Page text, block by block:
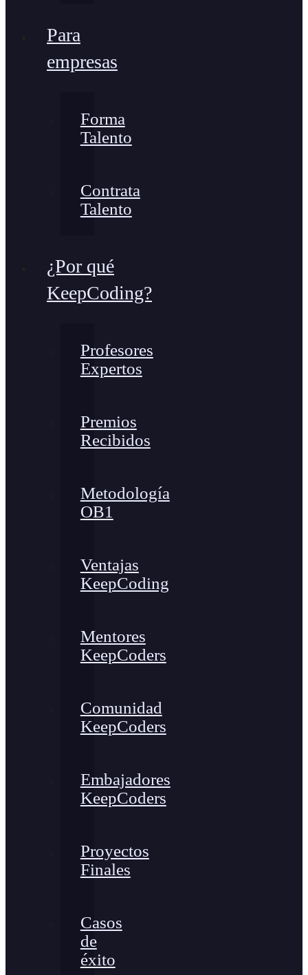
Para
empresas
Forma
Talento
Contrata
Talento
¿Por qué
KeepCoding?
Profesores
Expertos
Premios
Recibidos
Metodología
OB1
Ventajas
KeepCoding
Mentores
KeepCoders
Comunidad
KeepCoders
Embajadores
KeepCoders
Proyectos
Finales
Casos
de
éxito